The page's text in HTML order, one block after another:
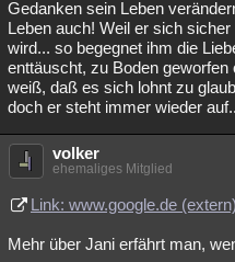
Gedanken sein Leben
Leben auch! Weil er sich
wird... so begegnet ihm die
enttäuscht, zu Boden
weiß, daß es sich lohnt zu
doch er steht immer wieder
volker
ehemaliges Mitglied
Link: www.google.de (extern)
Mehr über Jani erfährt man,